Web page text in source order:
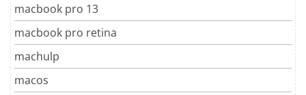
macbook pro 13
macbook pro retina
machulp
macos